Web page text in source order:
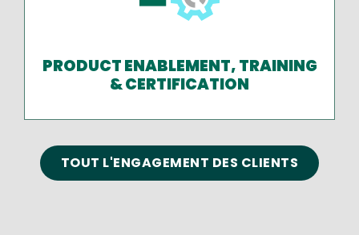
PRODUCT ENABLEMENT, TRAINING
& CERTIFICATION
TOUT L'ENGAGEMENT DES CLIENTS